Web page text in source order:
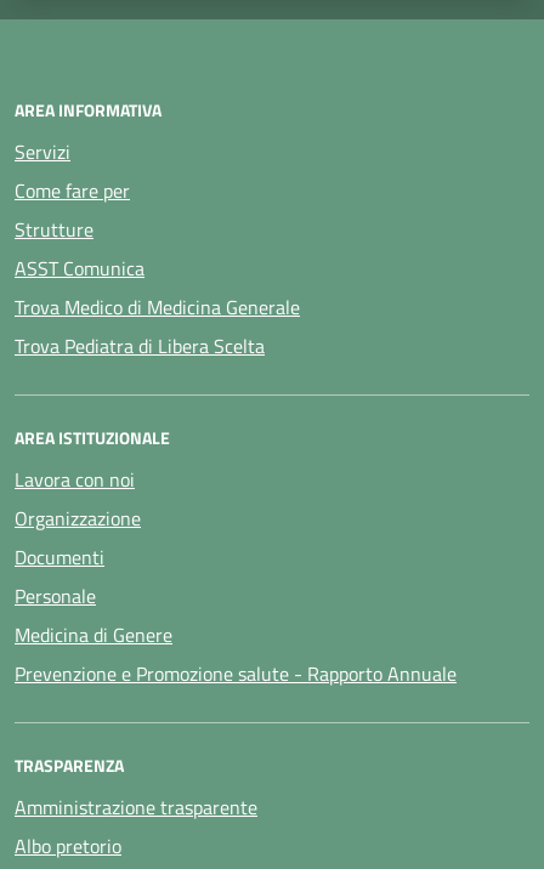
AREA INFORMATIVA
Servizi
Come fare per
Strutture
ASST Comunica
Trova Medico di Medicina Generale
Trova Pediatra di Libera Scelta
AREA ISTITUZIONALE
Lavora con noi
Organizzazione
Documenti
Personale
Medicina di Genere
Prevenzione e Promozione salute - Rapporto Annuale
TRASPARENZA
Amministrazione trasparente
Albo pretorio